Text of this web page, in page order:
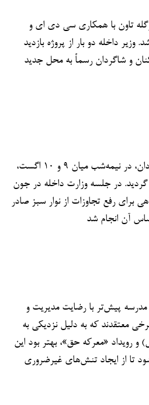
تاون با همکاری سی دی ای و
داخله دو بار از پروژه بازدید
و شاگردان رسماً به محل جدید
پس از انتقال کارکنان و شاگردان، در نیمه‌شب میان ۹ و ۱۰ اگست،
در جلسه وزارت داخله در جون
برای رفع تجاوزات از نوار سبز صادر
آن انجام شد
پیش‌تر با رضایت مدیریت و
معتقدند که به دلیل نزدیکی به
و رویداد «معرکه حق»، بهتر بود این
تا از ایجاد تنش‌های غیرضروری